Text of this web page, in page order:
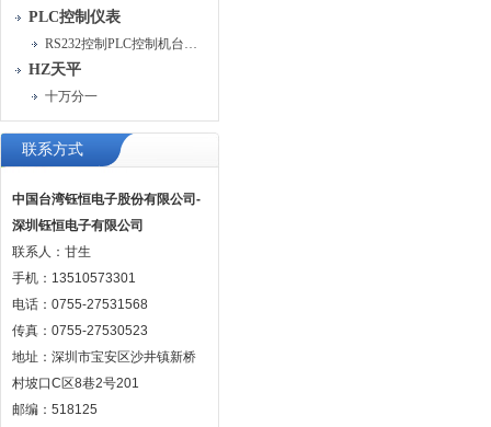
PLC控制仪表
RS232控制PLC控制机台运行
HZ天平
十万分一
联系方式
中国台湾钰恒电子股份有限公司-
深圳钰恒电子有限公司
联系人：甘生
手机：13510573301
电话：0755-27531568
传真：0755-27530523
地址：深圳市宝安区沙井镇新桥
村坡口C区8巷2号201
邮编：518125